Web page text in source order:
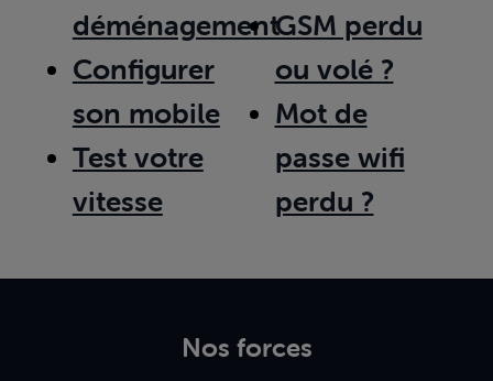
déménagement
Configurer
son mobile
Test votre
vitesse
GSM perdu
ou volé ?
Mot de
passe wifi
perdu ?
Nos forces